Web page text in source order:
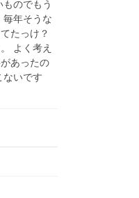
のでもう
毎年そうな
たっけ？
よく考え
あったの
ないです